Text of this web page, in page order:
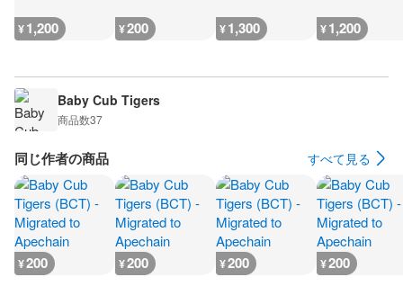
¥1,200 ¥200 ¥1,300 ¥1,200
Baby Cub Tigers
商品数37
同じ作者の商品 すべて見る
¥200 ¥200 ¥200 ¥200